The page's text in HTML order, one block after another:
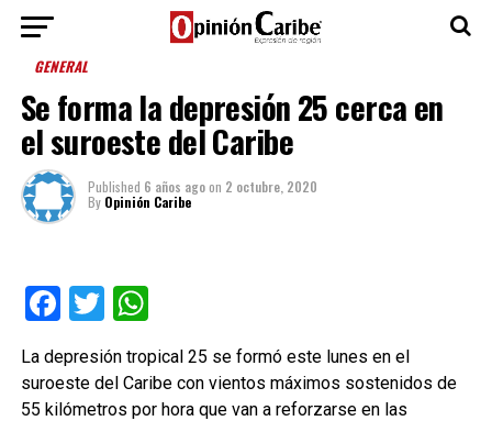
GENERAL
Se forma la depresión 25 cerca en
el suroeste del Caribe
Published 6 años agoon 2 octubre, 2020
By Opinión Caribe
Facebook
TwitterWhatsApp
La depresión tropical 25 se formó este lunes en el
suroeste del Caribe con vientos máximos sostenidos de
55 kilómetros por hora que van a reforzarse en las